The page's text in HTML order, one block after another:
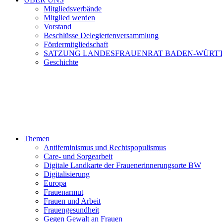
Mitgliedsverbände
Mitglied werden
Vorstand
Beschlüsse Delegiertenversammlung
Fördermitgliedschaft
SATZUNG LANDESFRAUENRAT BADEN-
Geschichte
Themen
Antifeminismus und Rechtspopulismus
Care- und Sorgearbeit
Digitale Landkarte der Frauenerinnerungsorte BW
Digitalisierung
Europa
Frauenarmut
Frauen und Arbeit
Frauengesundheit
Gegen Gewalt an Frauen